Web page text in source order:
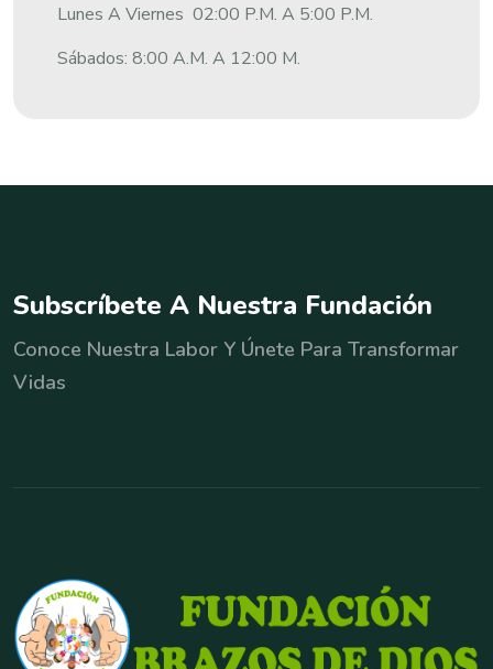
Lunes A Viernes 02:00 P.m. A 5:00 P.m.
Sábados: 8:00 A.m. A 12:00 M.
Subscríbete A Nuestra Fundación
Conoce Nuestra Labor Y Únete Para Transformar
Vidas